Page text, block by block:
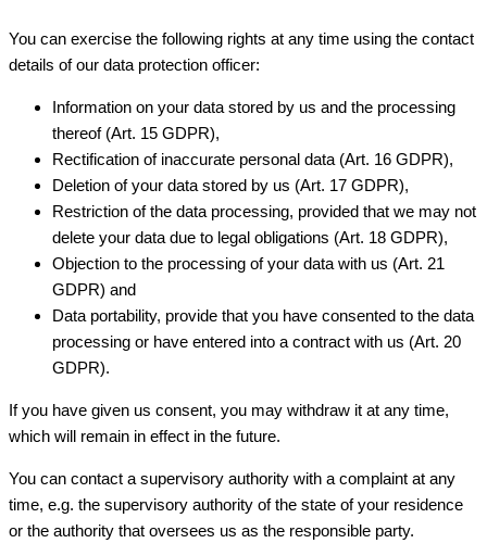
You can exercise the following rights at any time using the contact
details of our data protection officer:
Information on your data stored by us and the processing
thereof (Art. 15 GDPR),
Rectification of inaccurate personal data (Art. 16 GDPR),
Deletion of your data stored by us (Art. 17 GDPR),
Restriction of the data processing, provided that we may not
delete your data due to legal obligations (Art. 18 GDPR),
Objection to the processing of your data with us (Art. 21
GDPR) and
Data portability, provide that you have consented to the data
processing or have entered into a contract with us (Art. 20
GDPR).
If you have given us consent, you may withdraw it at any time,
which will remain in effect in the future.
You can contact a supervisory authority with a complaint at any
time, e.g. the supervisory authority of the state of your residence
or the authority that oversees us as the responsible party.